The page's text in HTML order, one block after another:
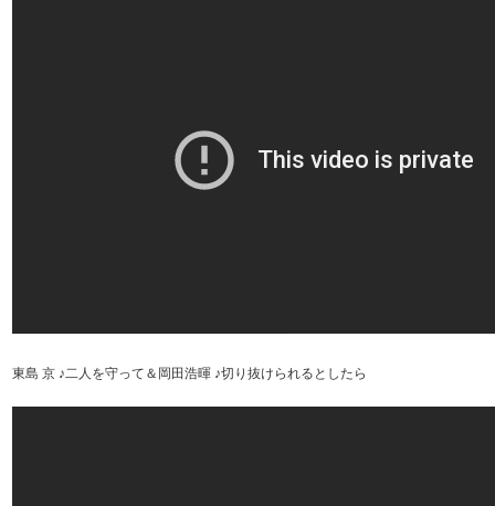
東島 京 ♪二人を守って＆岡田浩暉 ♪切り抜けられるとしたら